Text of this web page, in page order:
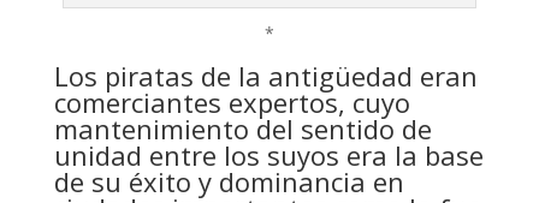
*
Los piratas de la antigüedad eran
comerciantes expertos, cuyo
mantenimiento del sentido de
unidad entre los suyos era la base
de su éxito y dominancia en